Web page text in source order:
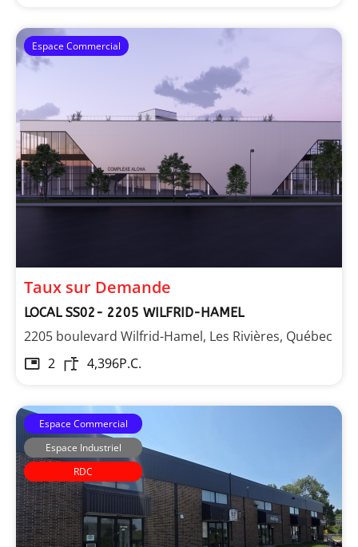
Espace Commercial
Taux sur Demande
LOCAL SS02- 2205 WILFRID-HAMEL
2205 boulevard Wilfrid-Hamel, Les Rivières, Québec
2
4,396P.C.
Espace Commercial
Espace Industriel
RDC
Les Immeubles Dupont